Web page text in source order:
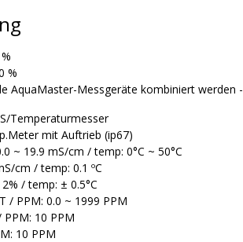
%
AquaMaster-Messgeräte kombiniert werden -
Temperaturmesser
mit Auftrieb (ip67)
~ 19.9 mS/cm / temp: 0°C ~ 50°C
cm / temp: 0.1 ºC
/ temp: ± 0.5°C
/ PPM: 0.0 ~ 1999 PPM
PPM: 10 PPM
10 PPM